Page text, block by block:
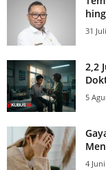
31
2,2
5
4